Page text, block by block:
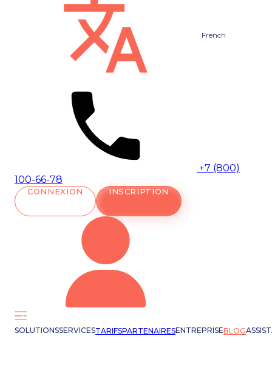
French
+7 (800)
100-66-78
CONNEXION INSCRIPTION
SOLUTIONSSERVICESTARIFSPARTENAIRESENTREPRISEBLOG